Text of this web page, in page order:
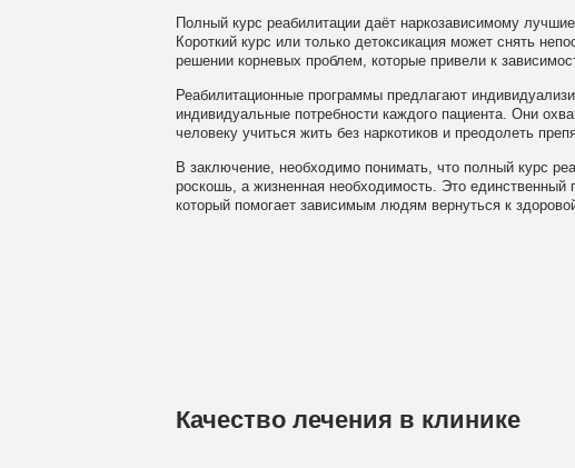
Полный курс реабилитации даёт наркозависимому
Короткий курс или только детоксикация может снять
решении корневых проблем, которые привели к
Реабилитационные программы предлагают
индивидуальные потребности каждого пациента. Они
человеку учиться жить без наркотиков и преодолеть
В заключение, необходимо понимать, что полный курс
роскошь, а жизненная необходимость. Это единственный
который помогает зависимым людям вернуться к
Качество лечения в клинике